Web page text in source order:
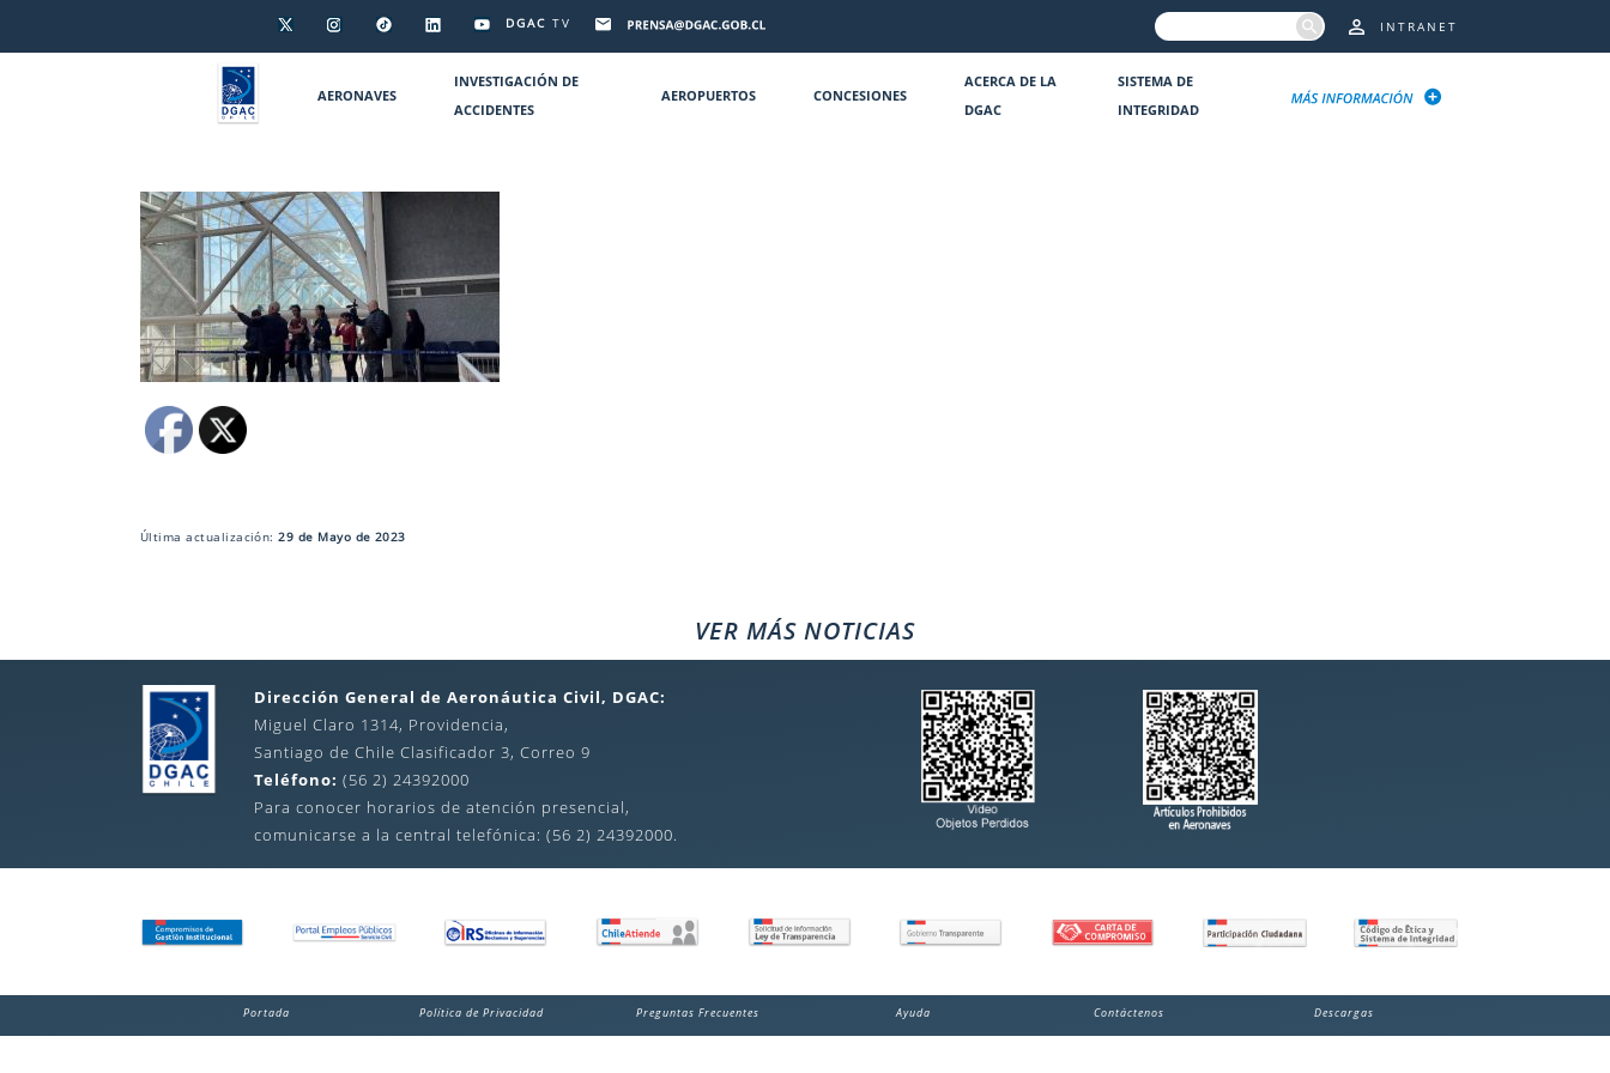
DGAC TV INTRANET
AERONAVES
INVESTIGACIÓN DE
ACCIDENTES
AEROPUERTOS CONCESIONES
ACERCA DE LA
DGAC
SISTEMA DE
INTEGRIDAD
Última actualización:29 de Mayo de 2023
VER MÁS NOTICIAS
Dirección General de Aeronáutica Civil, DGAC:
Miguel Claro 1314, Providencia,
Santiago de Chile Clasificador 3, Correo 9
Teléfono: (56 2) 24392000
Para conocer horarios de atención presencial,
comunicarse a la central telefónica: (56 2) 24392000.
Portada Política de Privacidad Preguntas Frecuentes Ayuda Contáctenos Descargas